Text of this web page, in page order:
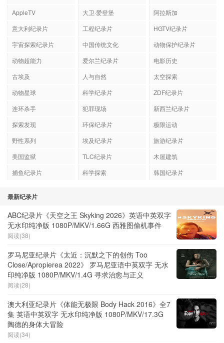
AppleTV
大卫·爱登堡
阿拉斯加
意大利纪录片
工程纪录片
HGTV纪录片
宇宙探索纪录片
中国传统文化
动物保护纪录片
动物超能力
爱尔兰纪录片
电影历史
古埃及
人与自然
太空探索
动物星球
科学纪录片
ZDF纪录片
连环杀手
犯罪现场
新西兰纪录片
探索发现
环保纪录片
极限运动
野性系列
埃及纪录片
旅游纪录片
美国监狱
TLC纪录片
木屋建筑
捕鱼纪录片
科学探索 韩国纪录片
最新纪录片
ABC纪录片《天空之王 Skyking 2026》英语中英双字
无水印纯净版 1080P/MKV/1.66G 西雅图偷机事件
阅读(38)
罗马尼亚纪录片《太近：沉默之下的创伤 Too
Close/Apropierea 2022》 罗马尼亚语中英双字 无水
印纯净版 1080P/MKV/1.4G 寻求治愈与正义
阅读(28)
澳大利亚纪录片《体能无极限 Body Hack 2016》全7
集 英语中英双字 无水印纯净版 1080P/MKV/17.3G
陶德的身体大冒险
阅读(34)